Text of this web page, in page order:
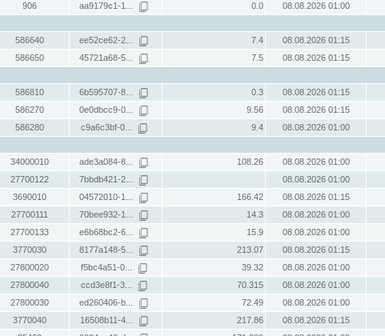
906 aa9179c1-1... 0.0
08.08.2026 01:00
586640 ee52ce62-2... 7.4
08.08.2026 01:15
586650 45721a68-5... 7.5
08.08.2026 01:15
586810 6b595707-8... 0.3
08.08.2026 01:15
586270 0e0dbcc9-0... 9.56
08.08.2026 01:15
586280 c9a6c3bf-0... 9.4
08.08.2026 01:00
34000010 ade3a084-8... 108.26
08.08.2026 01:00
27700122 7bbdb421-2...
08.08.2026 01:00
3690010 04572010-1... 166.42
08.08.2026 01:15
27700111 70bee932-1... 14.3
08.08.2026 01:00
27700133 e6b68bc2-6... 15.9
08.08.2026 01:00
3770030 8177a148-5... 213.07
08.08.2026 01:15
27800020 f5bc4a51-0... 39.32
08.08.2026 01:00
27800040 ccd3e8f1-3... 70.315
08.08.2026 01:00
27800030 ed260406-b... 72.49
08.08.2026 01:00
3770040 16508b11-4... 217.86
08.08.2026 01:15